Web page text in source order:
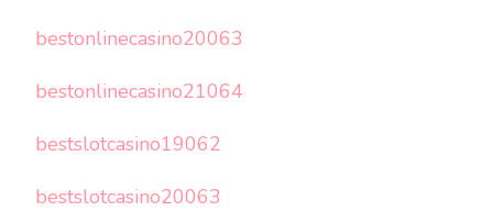
bestonlinecasino20063
bestonlinecasino21064
bestslotcasino19062
bestslotcasino20063